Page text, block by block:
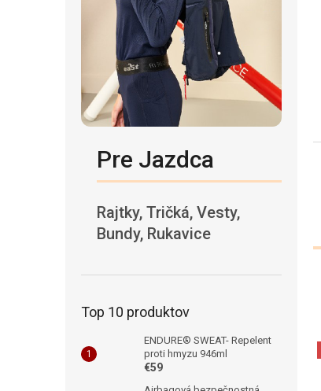
Pre Jazdca
Rajtky, Tričká, Vesty,
Bundy, Rukavice
Top 10 produktov
ENDURE® SWEAT- Repelent
proti hmyzu 946ml
€59